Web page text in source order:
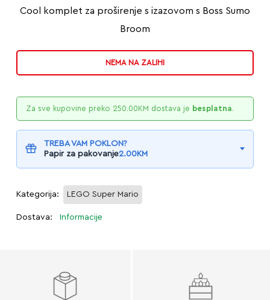
Cool komplet za proširenje s izazovom s Boss Sumo
Broom
NEMA NA ZALIHI
Za sve kupovine preko 250.00KM dostava je besplatna.
TREBA VAM POKLON?
Papir za pakovanje2.00KM
Kategorija: LEGO Super Mario
Dostava: Informacije